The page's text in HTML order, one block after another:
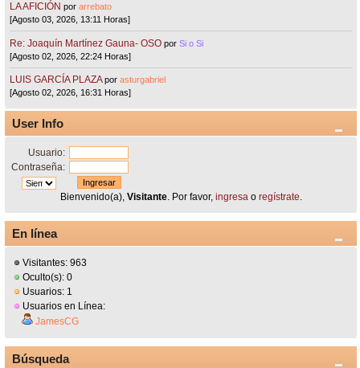
LA AFICIÓN porarrebato
[Agosto 03, 2026, 13:11 Horas]
Re: Joaquín Martínez Gauna- OSO porSi o Si
[Agosto 02, 2026, 22:24 Horas]
LUIS GARCÍA PLAZA porasturgabriel
[Agosto 02, 2026, 16:31 Horas]
User Info
Usuario:
Contraseña:
Bienvenido(a), Visitante. Por favor, ingresao regístrate.
En línea
Visitantes: 963
Oculto(s): 0
Usuarios: 1
Usuarios en Línea:
JamesCG
Búsqueda